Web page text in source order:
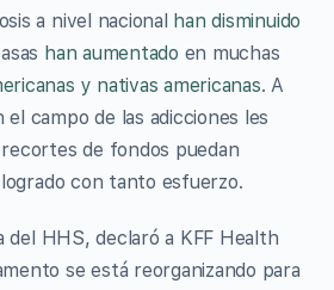
a nivel nacional han disminuido
han aumentado en muchas
y nativas americanas. A
campo de las adicciones les
de fondos puedan
con tanto esfuerzo.
del HHS, declaró a KFF Health
se está reorganizando para